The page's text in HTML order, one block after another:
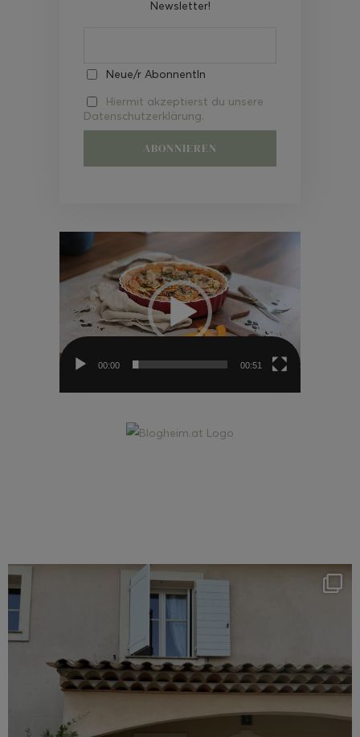
Newsletter!
Neue/r AbonnentIn
Hiermit akzeptierst du unsere
Datenschutzerklärung.
Video-
00:00 00:51